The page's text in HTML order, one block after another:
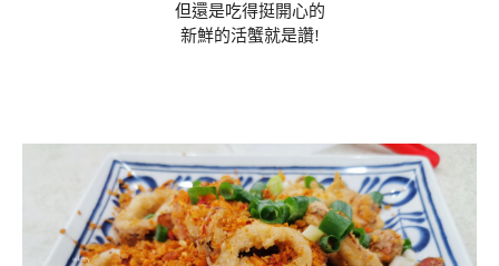
但還是吃得挺開心的
新鮮的活蟹就是讚!